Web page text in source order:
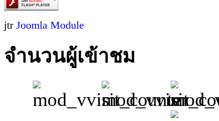
jtr Joomla Module
จำนวนผู้เข้าชม